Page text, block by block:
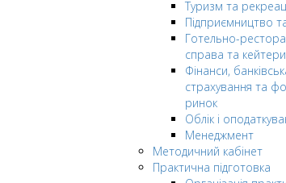
Туризм та
Підприємництво
Готельно-
справа та
Фінанси,
страхування та
ринок
Облік і
Менеджмент
Методичний кабінет
Практична підготовка